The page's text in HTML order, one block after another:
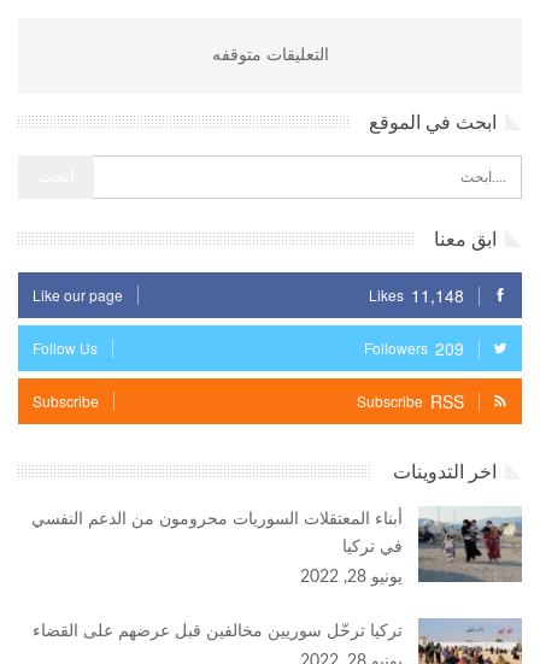
التعليقات متوقفه
ابحث في الموقع
ابق معنا
11,148
Likes
Like our page
209
Followers
Follow Us
RSS
Subscribe
Subscribe
اخر التدوينات
أبناء المعتقلات السوريات محرومون من الدعم النفسي
في تركيا
يونيو 28, 2022
تركيا ترحّل سوريين مخالفين قبل عرضهم على القضاء